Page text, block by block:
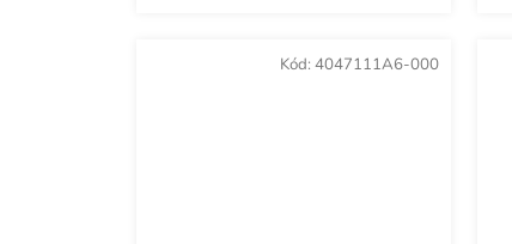
Kód: 4047111A6-000